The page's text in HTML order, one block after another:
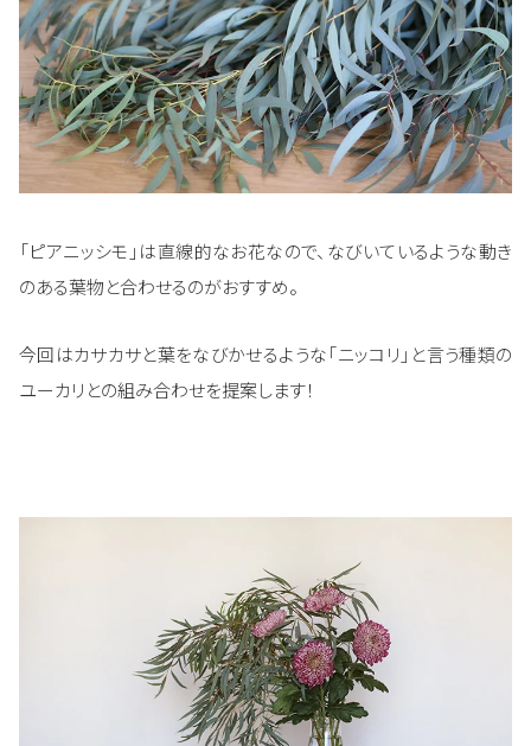
「ピアニッシモ」は直線的なお花なので、なびいているような動き
のある葉物と合わせるのがおすすめ。
今回はカサカサと葉をなびかせるような「ニッコリ」と言う種類の
ユーカリとの組み合わせを提案します！